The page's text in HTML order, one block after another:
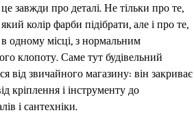
завжди про деталі. Не тільки про те,
колір фарби підібрати, але і про те,
одному місці, з нормальним
клопоту. Саме тут будівельний
від звичайного магазину: він закриває
кріплення і інструменту до
і сантехніки.